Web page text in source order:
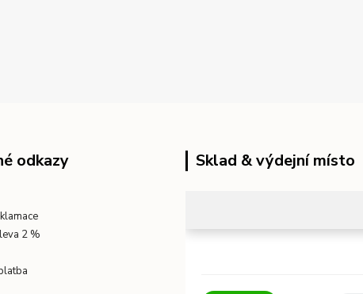
odkazy
2 %
Sklad & výdejní místo